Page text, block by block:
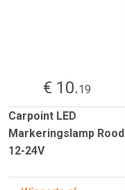
€ 10.19
Carpoint LED
Markeringslamp Rood
12-24V